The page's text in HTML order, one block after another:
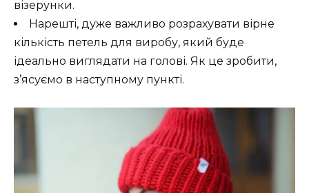
візерунки.
Нарешті, дуже важливо розрахувати вірне
кількість петель для виробу, який буде
ідеально виглядати на голові. Як це зробити,
з’ясуємо в наступному пункті.